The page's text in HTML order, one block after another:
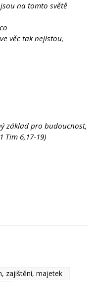
na tomto světě
věc tak nejistou,
základ pro budoucnost,
Tim 6,17-19)
zajištění, majetek